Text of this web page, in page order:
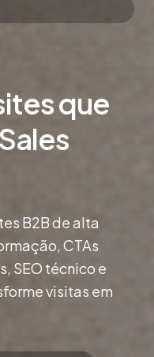
que
B2B de alta
CTAs
SEO técnico e
visitas em